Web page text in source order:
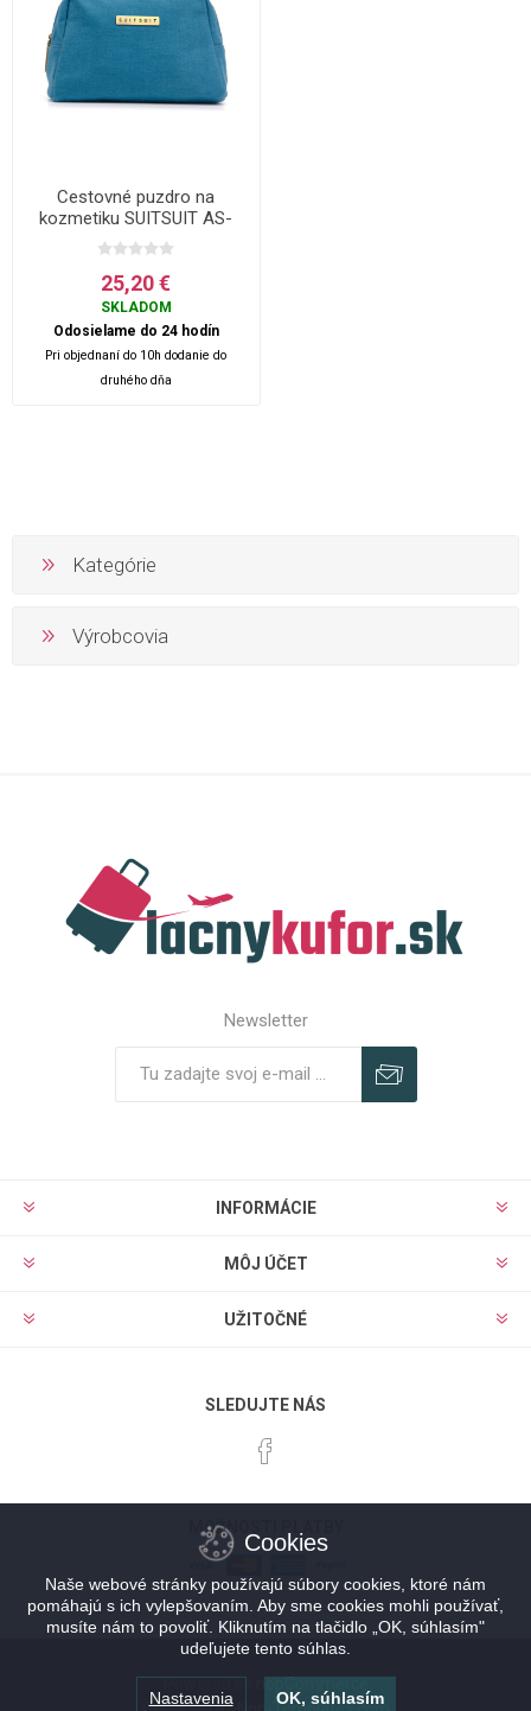
Cestovné puzdro na
kozmetiku SUITSUIT AS-
71094 Seaport Blue
25,20 €
SKLADOM
Odosielame do 24 hodín
Pri objednaní do 10h dodanie do
druhého dňa
Kategórie
Výrobcovia
Newsletter
INFORMÁCIE
MÔJ ÚČET
UŽITOČNÉ
SLEDUJTE NÁS
MOŽNOSTI PLATBY
Powered by
Cookies
Naše webové stránky používajú súbory cookies, ktoré nám
pomáhajú s ich vylepšovaním. Aby sme cookies mohli používať,
musíte nám to povoliť. Kliknutím na tlačidlo „OK, súhlasím"
udeľujete tento súhlas.
Nastavenia OK, súhlasím